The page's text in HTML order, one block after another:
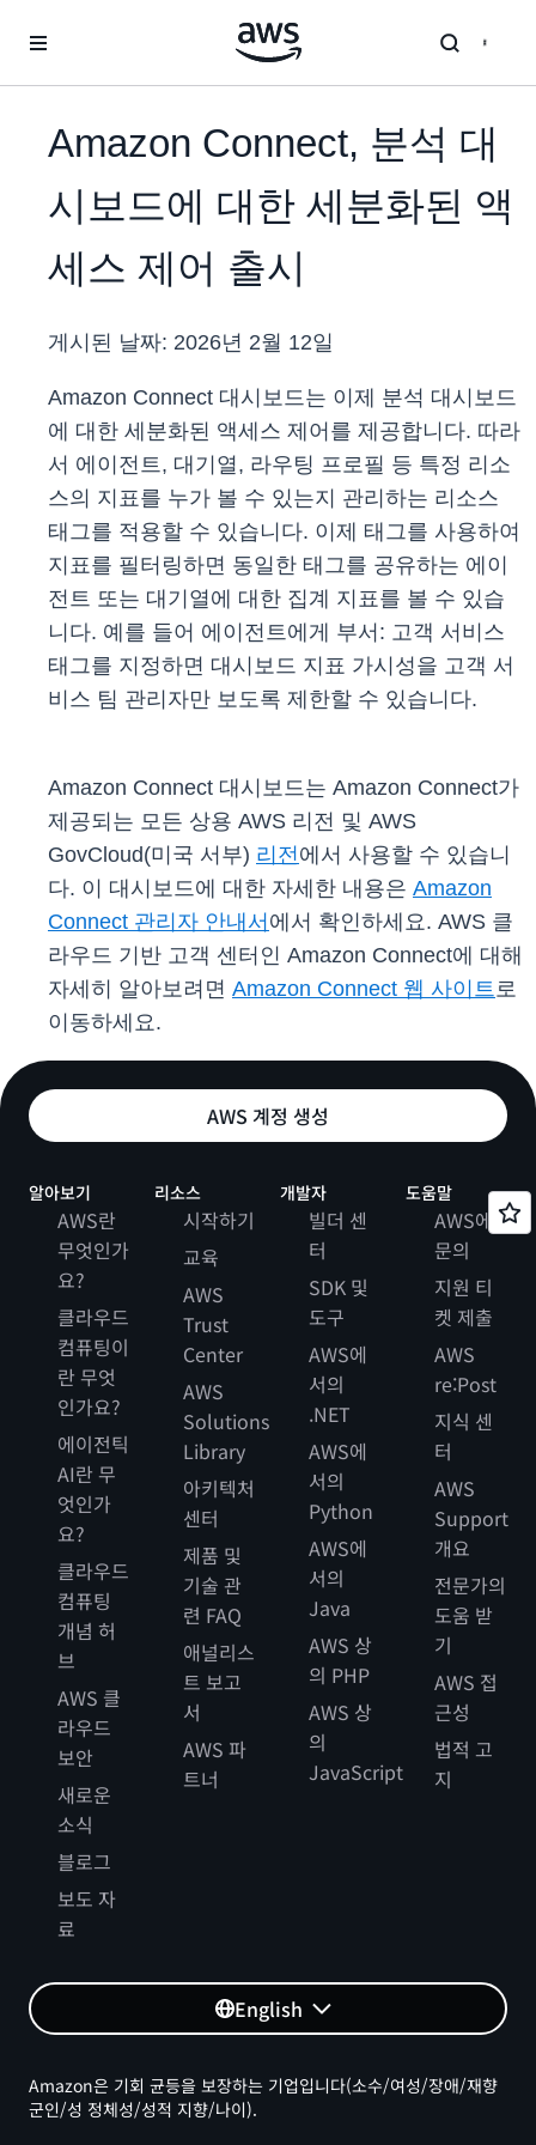
Amazon Connect, 분석 대
시보드에 대한 세분화된 액
세스 제어 출시
게시된 날짜: 2026년 2월 12일
Amazon Connect 대시보드는 이제 분석 대시보드
에 대한 세분화된 액세스 제어를 제공합니다. 따라
서 에이전트, 대기열, 라우팅 프로필 등 특정 리소
스의 지표를 누가 볼 수 있는지 관리하는 리소스
태그를 적용할 수 있습니다. 이제 태그를 사용하여
지표를 필터링하면 동일한 태그를 공유하는 에이
전트 또는 대기열에 대한 집계 지표를 볼 수 있습
니다. 예를 들어 에이전트에게 부서: 고객 서비스
태그를 지정하면 대시보드 지표 가시성을 고객 서
비스 팀 관리자만 보도록 제한할 수 있습니다.
Amazon Connect 대시보드는 Amazon Connect가
제공되는 모든 상용 AWS 리전 및 AWS
GovCloud(미국 서부) 리전에서 사용할 수 있습니
다. 이 대시보드에 대한 자세한 내용은 Amazon
Connect 관리자 안내서 에서 확인하세요. AWS 클
라우드 기반 고객 센터인 Amazon Connect에 대해
자세히 알아보려면 Amazon Connect 웹 사이트로
이동하세요.
AWS 계정 생성
알아보기
AWS란
무엇인가
요?
클라우드
컴퓨팅이
란 무엇
인가요?
에이전틱
AI란 무
엇인가
요?
클라우드
컴퓨팅
개념 허
브
AWS 클
라우드
보안
새로운
소식
블로그
보도 자
료
리소스
시작하기
교육
AWS
Trust
Center
AWS
Solutions
Library
아키텍처
센터
제품 및
기술 관
련 FAQ
애널리스
트 보고
서
AWS 파
트너
개발자
빌더 센
터
SDK 및
도구
AWS에
서의
.NET
AWS에
서의
Python
AWS에
서의
Java
AWS 상
의 PHP
AWS 상
의
JavaScript
도움말
AWS에
문의
지원 티
켓 제출
AWS
re:Post
지식 센
터
AWS
Support
개요
전문가의
도움 받
기
AWS 접
근성
법적 고
지
English
Amazon은 기회 균등을 보장하는 기업입니다(소수/여성/장애/재향
군인/성 정체성/성적 지향/나이).